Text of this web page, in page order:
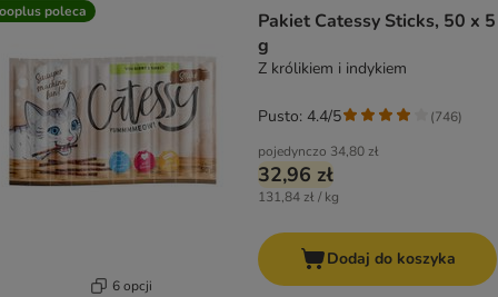
poleca
6 opcji
Pakiet Catessy Sticks, 50 x 5
g
Z królikiem i indykiem
pojedynczo 34,80 zł
32,96 zł
131,84 zł / kg
Pusto: 4.4/5 (746)
Dodaj do koszyka